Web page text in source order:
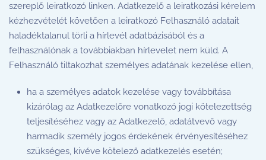
szereplő leiratkozó linken. Adatkezelő a leiratkozási kérelem
kézhezvételét követően a leiratkozó Felhasználó adatait
haladéktalanul törli a hírlevél adatbázisából és a
felhasználónak a továbbiakban hírlevelet nem küld. A
Felhasználó tiltakozhat személyes adatának kezelése ellen,
ha a személyes adatok kezelése vagy továbbítása
kizárólag az Adatkezelőre vonatkozó jogi kötelezettség
teljesítéséhez vagy az Adatkezelő, adatátvevő vagy
harmadik személy jogos érdekének érvényesítéséhez
szükséges, kivéve kötelező adatkezelés esetén;